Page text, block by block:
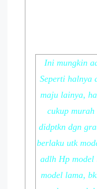
Ini mungkin
Seperti halnya
maju lainya,
cukup
didptkn dgn
berlaku utk
adlh Hp model
model lama,